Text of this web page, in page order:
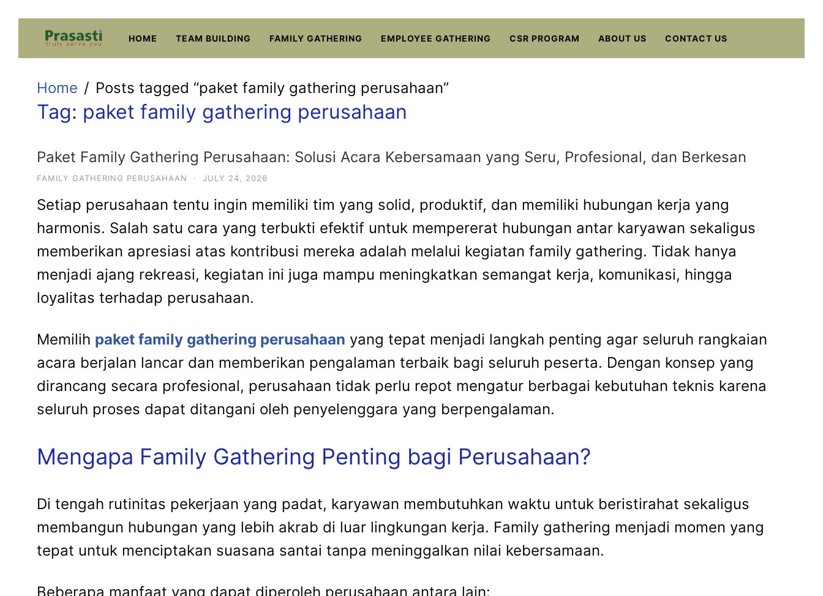
content
HOME TEAM BUILDING FAMILY GATHERING EMPLOYEE GATHERING CSR PROGRAM ABOUT US CONTACT US
Home Posts tagged “paket family gathering perusahaan”
Tag: paket family gathering perusahaan
Paket Family Gathering Perusahaan: Solusi Acara Kebersamaan yang Seru, Profesional, dan Berkesan
FAMILY GATHERING PERUSAHAAN · JULY 24, 2026
Setiap perusahaan tentu ingin memiliki tim yang solid, produktif, dan memiliki hubungan kerja yang
harmonis. Salah satu cara yang terbukti efektif untuk mempererat hubungan antar karyawan sekaligus
memberikan apresiasi atas kontribusi mereka adalah melalui kegiatan family gathering. Tidak hanya
menjadi ajang rekreasi, kegiatan ini juga mampu meningkatkan semangat kerja, komunikasi, hingga
loyalitas terhadap perusahaan.
Memilih paket family gathering perusahaan yang tepat menjadi langkah penting agar seluruh rangkaian
acara berjalan lancar dan memberikan pengalaman terbaik bagi seluruh peserta. Dengan konsep yang
dirancang secara profesional, perusahaan tidak perlu repot mengatur berbagai kebutuhan teknis karena
seluruh proses dapat ditangani oleh penyelenggara yang berpengalaman.
Mengapa Family Gathering Penting bagi Perusahaan?
Di tengah rutinitas pekerjaan yang padat, karyawan membutuhkan waktu untuk beristirahat sekaligus
membangun hubungan yang lebih akrab di luar lingkungan kerja. Family gathering menjadi momen yang
tepat untuk menciptakan suasana santai tanpa meninggalkan nilai kebersamaan.
Beberapa manfaat yang dapat diperoleh perusahaan antara lain: